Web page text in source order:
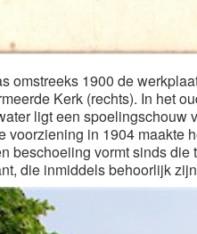
omstreeks 1900 de
Kerk (rechts). In het
ligt een
voorziening in 1904
beschoeiing vormt sinds
die inmiddels behoorlijk